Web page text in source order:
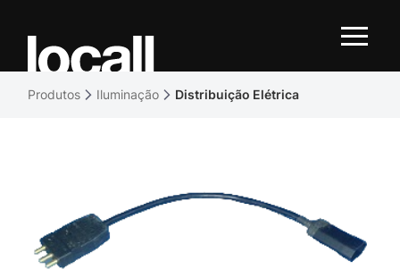
Produtos Iluminação Distribuição Elétrica